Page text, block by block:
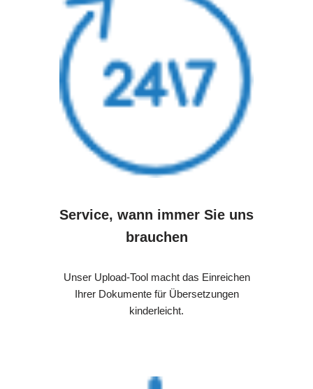
Service, wann immer Sie uns
brauchen
Unser Upload-Tool macht das Einreichen
Ihrer Dokumente für Übersetzungen
kinderleicht.